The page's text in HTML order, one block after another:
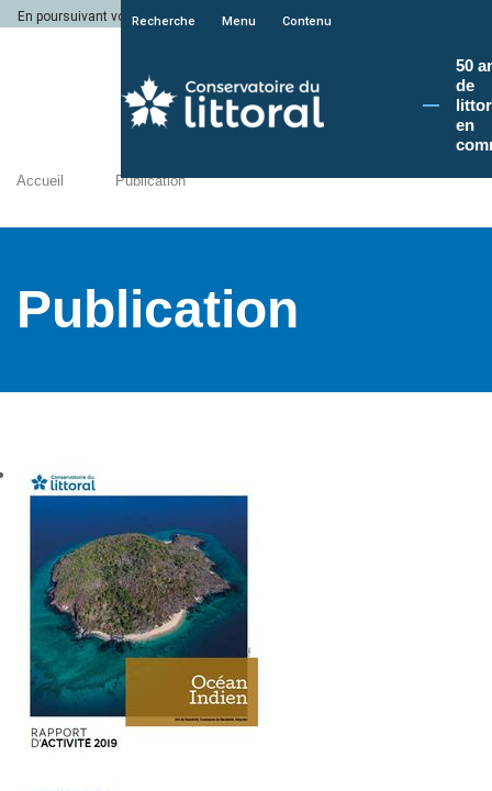
En poursuivant votre navigation sur le site du Conservatoire du littoral, vous
Recherche Menu Contenu
50
de
en
Accueil Publication
Publication